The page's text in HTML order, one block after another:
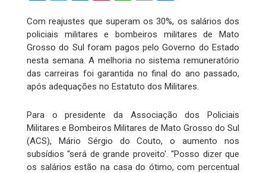
Com reajustes que superam os 30%, os salários dos
policiais militares e bombeiros militares de Mato
Grosso do Sul foram pagos pelo Governo do Estado
nesta semana. A melhoria no sistema remuneratório
das carreiras foi garantida no final do ano passado,
após adequações no Estatuto dos Militares.
Para o presidente da Associação dos Policiais
Militares e Bombeiros Militares de Mato Grosso do Sul
(ACS), Mário Sérgio do Couto, o aumento nos
subsídios “será de grande proveito'. “Posso dizer que
os salários estão na casa do ótimo, com percentual